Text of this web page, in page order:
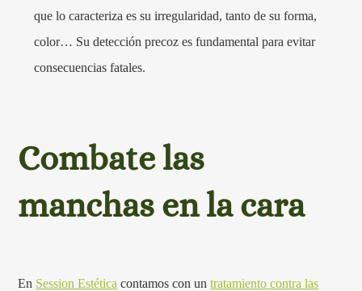
que lo caracteriza es su irregularidad, tanto de su forma,
color… Su detección precoz es fundamental para evitar
consecuencias fatales.
Combate las
manchas en la cara
En Session Estética contamos con untratamiento contra las